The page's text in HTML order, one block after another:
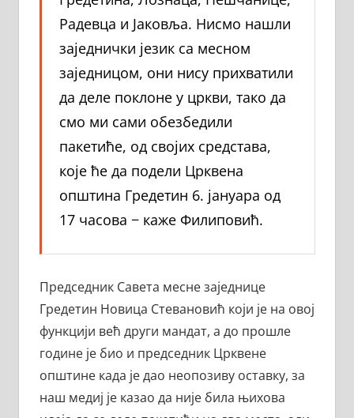
Радевца и Јаковља. Нисмо нашли
заједнички језик са месном
заједницом, они нису прихватили
да деле поклоне у цркви, тако да
смо ми сами обезбедили
пакетиће, од својих средстава,
које ће да подели Црквена
општина Гредетин 6. јануара од
17 часова − каже Филиповић.
Председник Савета месне заједнице
Гредетин Новица Стевановић који је на овој
функцији већ други мандат, а до прошле
године је био и председник Црквене
општине када је дао неопозиву оставку, за
наш медиј је казао да није била њихова